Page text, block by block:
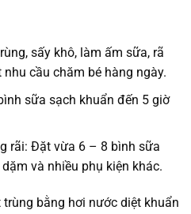
sấy khô, làm ấm sữa, rã
cầu chăm bé hàng ngày.
sữa sạch khuẩn đến 5 giờ
rãi: Đặt vừa 6 – 8 bình sữa
và nhiều phụ kiện khác.
bằng hơi nước diệt khuẩn